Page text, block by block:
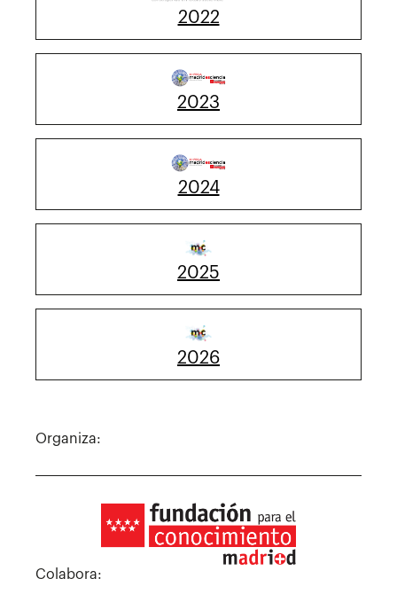
2022
2023
2024
2025
2026
Organiza:
Colabora: